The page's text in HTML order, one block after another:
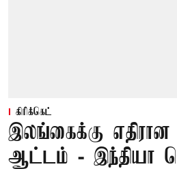
கிரிக்கெட்
இலங்கைக்கு எதிரான
ஆட்டம் - இந்தியா